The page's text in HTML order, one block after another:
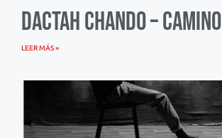
Dactah Chando – Camino
LEER MÁS »